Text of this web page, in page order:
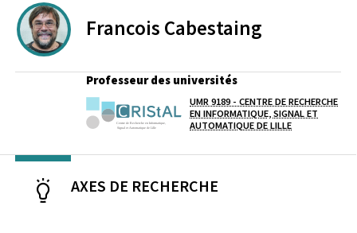
Francois Cabestaing
Professeur des universités
Laboratoire / équipe
UMR 9189 - CENTRE DE RECHERCHE
EN INFORMATIQUE, SIGNAL ET
AUTOMATIQUE DE LILLE
AXES DE RECHERCHE